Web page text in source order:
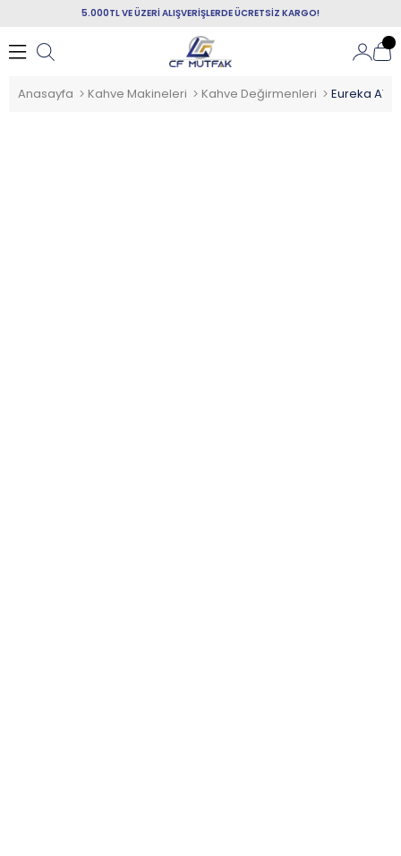
5.000TL VE ÜZERİ ALIŞVERİŞLERDE ÜCRETSİZ KARGO!
Anasayfa Kahve Makineleri Kahve Değirmenleri